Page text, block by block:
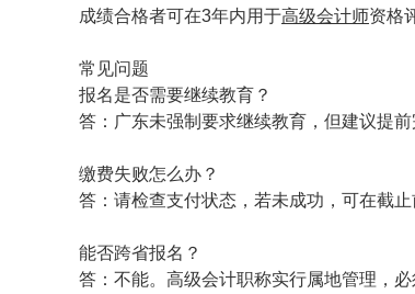
成绩合格者可在3年内用于高级会计师资格
常见问题
报名是否需要继续教育？
答：广东未强制要求继续教育，但建议提前
缴费失败怎么办？
答：请检查支付状态，若未成功，可在截止
能否跨省报名？
答：不能。高级会计职称实行属地管理，必